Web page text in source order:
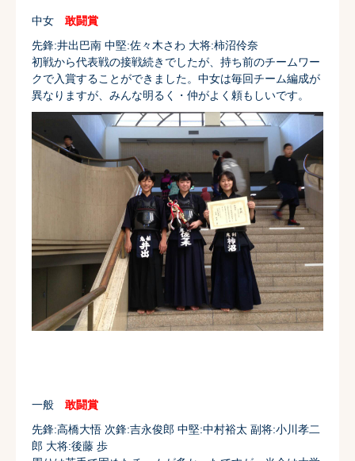
中女 敢闘賞
先鋒:井出巴南 中堅:佐々木さわ 大将:柿沼伶奈
初戦から代表戦の接戦続きでしたが、 持ち前のチームワー
クで入賞することができました。 中女は毎回チーム編成が
異なりますが、みんな明るく・ 仲がよく頼もしいです。
一般 敢闘賞
先鋒:高橋大悟 次鋒:吉永俊郎 中堅:中村裕太 副将:小川孝二
郎 大将:後藤 歩